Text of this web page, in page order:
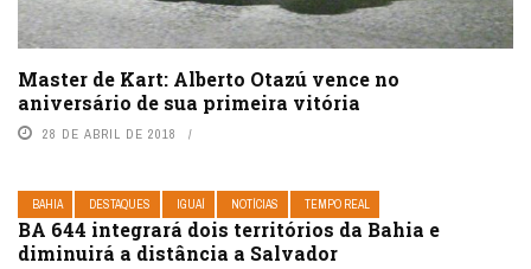
Master de Kart: Alberto Otazú vence no
aniversário de sua primeira vitória
28 DE ABRIL DE 2018
BAHIA DESTAQUES IGUAÍ NOTÍCIAS TEMPO REAL
BA 644 integrará dois territórios da Bahia e
diminuirá a distância a Salvador